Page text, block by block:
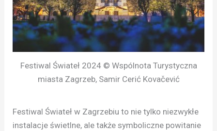
Festiwal Świateł 2024 © Wspólnota Turystyczna
miasta Zagrzeb, Samir Cerić Kovačević
Festiwal Świateł w Zagrzebiu to nie tylko niezwykłe
instalacje świetlne, ale także symboliczne powitanie